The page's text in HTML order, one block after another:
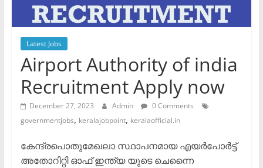
Latest Jobs
Airport Authority of india
Recruitment Apply now
December 27, 2023 Admin
0 Comments
governmentjobs, keralajobpoint, keralaofficial.in
കേന്ദ്രപൊതുമേഖലാ സ്ഥാപനമായ എയർപോർട്ട്
അതോറിറ്റി ഓഫ് ഇന്ത്യ യുടെ ചെന്നൈ